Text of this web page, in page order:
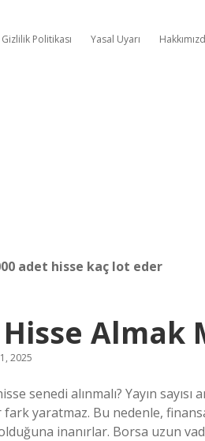
Gizlilik Politikası Yasal Uyarı
adet hisse kaç lot eder
Almak
2025
senedi alınmalı? Yayın
yaratmaz. Bu nedenle,
inanırlar. Borsa uzun